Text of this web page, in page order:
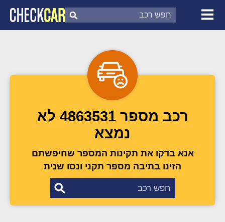
צ'ק קאר
דוח בדיקת רכב
רכב מספר 4863531 לא
נמצא
אנא בדקו את תקינות המספר שחיפשתם
הזינו בתיבה מספר תקני ונסו שנית